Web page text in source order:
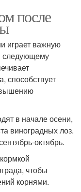
после
играет важную
следующему
способствует
в начале осени,
виноградных лоз.
октябрь.
чтобы
корнями.